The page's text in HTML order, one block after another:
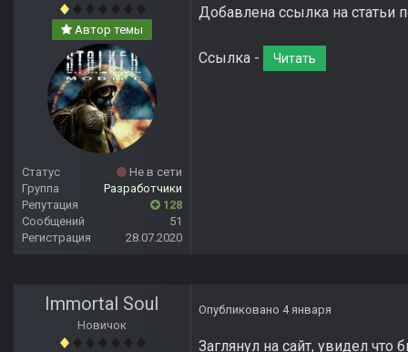
Автор темы
Статус
Не в сети
Группа
Разработчики
Репутация
128
Сообщений
51
Регистрация
28.07.2020
Добавлена ссылка на статьи
Ссылка - Читать
Immortal Soul
Новичок
Опубликовано 4 января
Заглянул на сайт, увидел